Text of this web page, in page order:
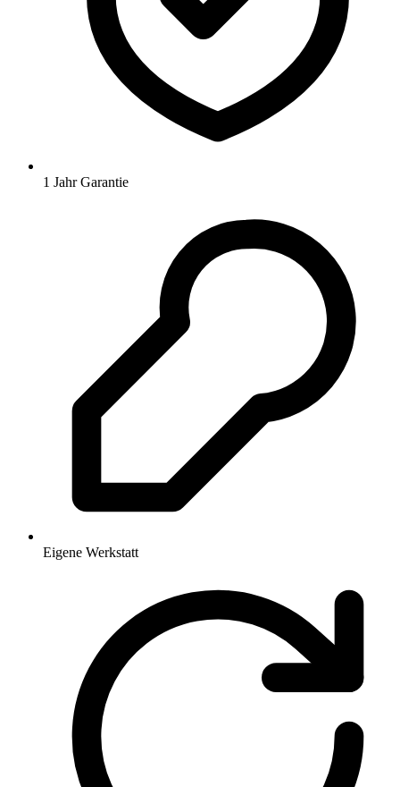
1 Jahr Garantie
Eigene Werkstatt